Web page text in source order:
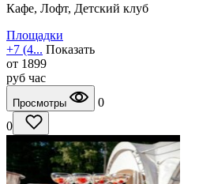
Кафе, Лофт, Детский клуб
Площадки
+7 (4... Показать
от 1899
руб час
Просмотры
0
0